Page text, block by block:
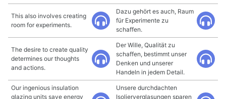
This also involves creating
room for experiments.
Dazu gehört es auch, Raum
für Experimente zu
schaffen.
The desire to create quality
determines our thoughts
and actions.
Der Wille, Qualität zu
schaffen, bestimmt unser
Denken und unserer
Handeln in jedem Detail.
Our ingenious insulation
glazing units save energy
Unsere durchdachten
Isolierverglasungen sparen